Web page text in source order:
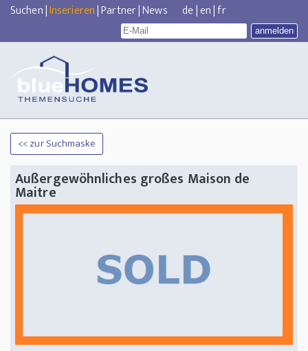
Suchen|Inserieren|Partner|News de|en|fr
<< zur Suchmaske
Außergewöhnliches großes Maison de
Maitre